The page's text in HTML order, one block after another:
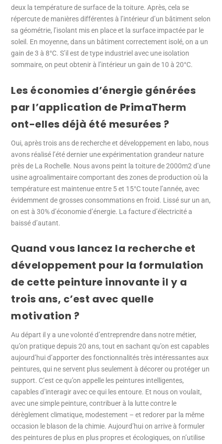
deux la température de surface de la toiture. Après, cela se
répercute de manières différentes à l’intérieur d’un bâtiment selon
sa géométrie, l’isolant mis en place et la surface impactée par le
soleil. En moyenne, dans un bâtiment correctement isolé, on a un
gain de 3 à 8°C. S’il est de type industriel avec une isolation
sommaire, on peut obtenir à l’intérieur un gain de 10 à 20°C.
Les économies d’énergie générées
par l’application de PrimaTherm
ont-elles déjà été mesurées ?
Oui, après trois ans de recherche et développement en labo, nous
avons réalisé l’été dernier une expérimentation grandeur nature
près de La Rochelle. Nous avons peint la toiture de 2000m2 d’une
usine agroalimentaire comportant des zones de production où la
température est maintenue entre 5 et 15°C toute l’année, avec
évidemment de grosses consommations en froid. Lissé sur un an,
on est à 30% d’économie d’énergie. La facture d’électricité a
baissé d’autant.
Quand vous lancez la recherche et
développement pour la formulation
de cette peinture innovante il y a
trois ans, c’est avec quelle
motivation ?
Au départ il y a une volonté d’entreprendre dans notre métier,
qu’on pratique depuis 20 ans, tout en sachant qu’on est capables
aujourd’hui d’apporter des fonctionnalités très intéressantes aux
peintures, qui ne servent plus seulement à décorer ou protéger un
support. C’est ce qu’on appelle les peintures intelligentes,
capables d’interagir avec ce qui les entoure. Et nous on voulait,
avec une simple peinture, contribuer à la lutte contre le
dérèglement climatique, modestement – et redorer par la même
occasion le blason de la chimie. Aujourd’hui on arrive à formuler
des peintures de plus en plus propres et écologiques, on n’utilise